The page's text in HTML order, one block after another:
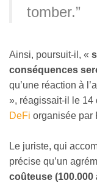
tomber.”
Ainsi, poursuit-il, «
conséquences
qu’une réaction à
», réagissait-il le 14
DeFi organisée par
Le juriste, qui
précise qu’un
coûteuse